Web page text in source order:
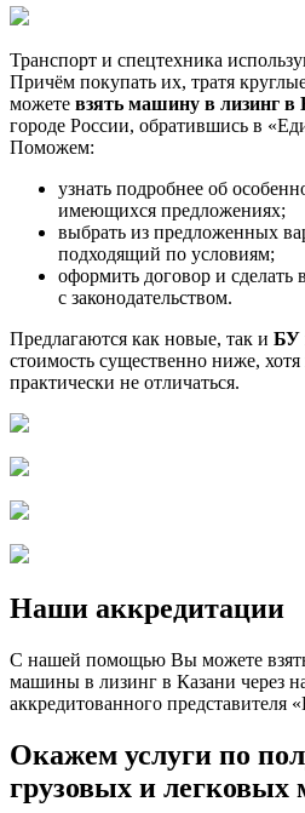
Транспорт и спецтехника
Причём покупать их, тратя
можете взять машину в лизинг в
городе России, обратившись в
Поможем:
узнать подробнее об
имеющихся предложениях;
выбрать из предложенных
подходящий по условиям;
оформить договор и сделать
с законодательством.
Предлагаются как новые, так и БУ
стоимость существенно ниже,
практически не отличаться.
Наши аккредитации
С нашей помощью Вы можете
машины в лизинг в Казани через
аккредитованного
Окажем услуги по
грузовых и